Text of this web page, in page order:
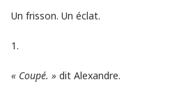
Un frisson. Un éclat.
1.
« Coupé. » dit Alexandre.